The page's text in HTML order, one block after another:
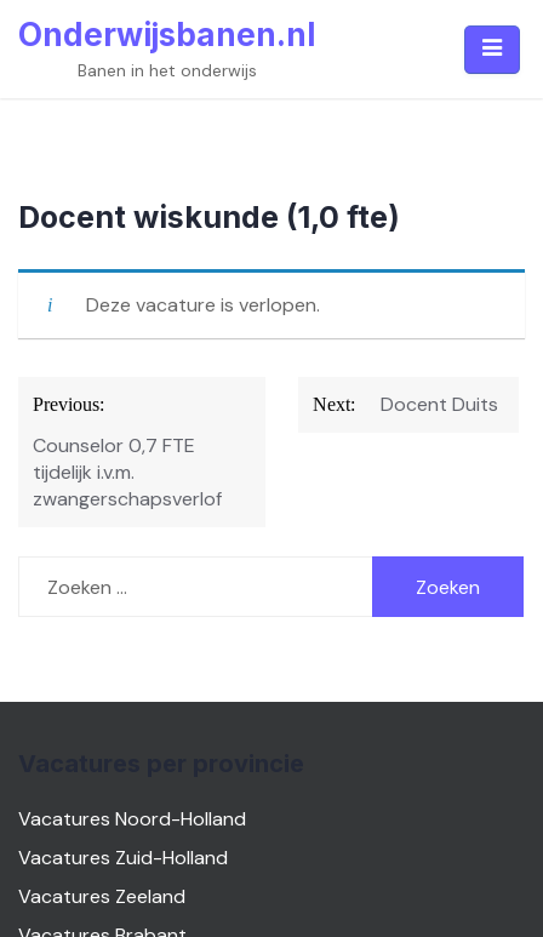
Onderwijsbanen.nl
Banen in het onderwijs
Docent wiskunde (1,0 fte)
Deze vacature is verlopen.
Bericht
navigatie
Previous:
Counselor 0,7 FTE
tijdelijk i.v.m.
zwangerschapsverlof
Next: Docent Duits
naar:
Vacatures Noord-Holland
Vacatures Zuid-Holland
Vacatures Zeeland